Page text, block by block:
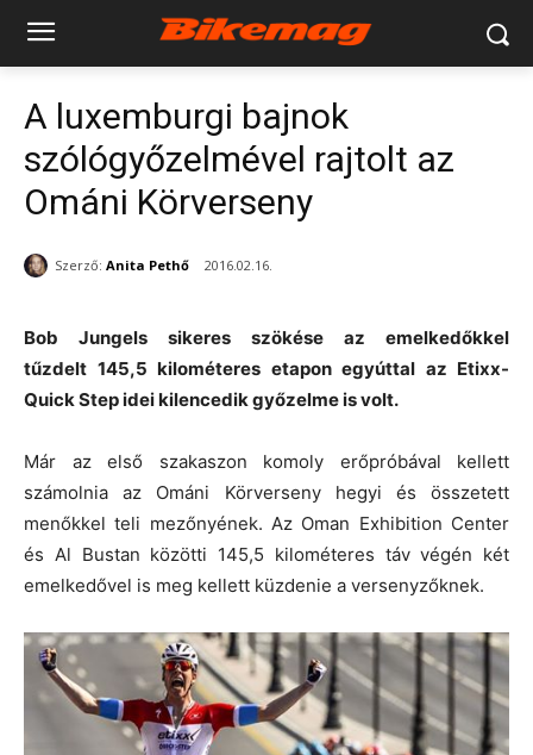
A luxemburgi bajnok
szólógyőzelmével rajtolt az
Ománi Körverseny
Szerző: Anita Pethő 2016.02.16.
Bob Jungels sikeres szökése az emelkedőkkel
tűzdelt 145,5 kilométeres etapon egyúttal az Etixx-
Quick Step idei kilencedik győzelme is volt.
Már az első szakaszon komoly erőpróbával kellett
számolnia az Ománi Körverseny hegyi és összetett
menőkkel teli mezőnyének. Az Oman Exhibition Center
és Al Bustan közötti 145,5 kilométeres táv végén két
emelkedővel is meg kellett küzdenie a versenyzőknek.